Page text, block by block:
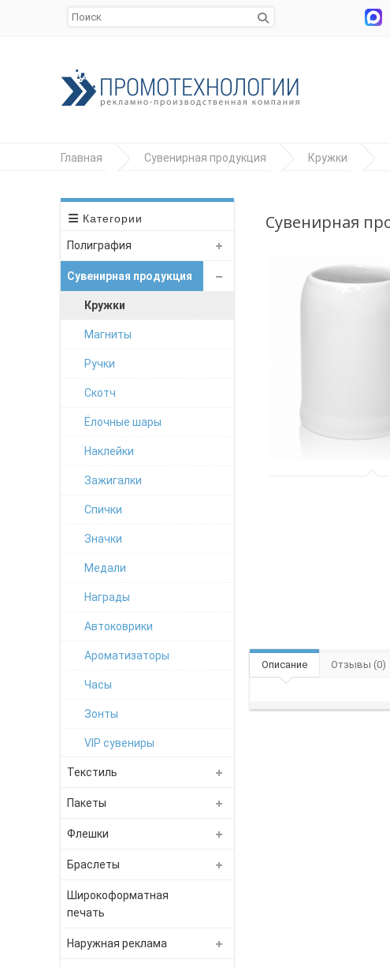
Главная Сувенирная продукция Кружки
Категории
Полиграфия
Сувенирная продукция
Кружки
Магниты
Ручки
Скотч
Ёлочные шары
Наклейки
Зажигалки
Спички
Значки
Медали
Награды
Автоковрики
Ароматизаторы
Часы
Зонты
VIP сувениры
Текстиль
Пакеты
Флешки
Браслеты
Широкоформатная
печать
Наружная реклама
Сувенирная
Описание Отзывы (0)